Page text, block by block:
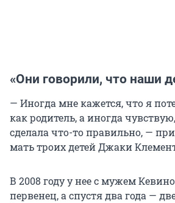
«Они говорили, что наши
— Иногда мне кажется, что я
как родитель, а иногда
сделала что-то правильно, —
мать троих детей Джаки
В 2008 году у нее с мужем
первенец, а спустя два года —